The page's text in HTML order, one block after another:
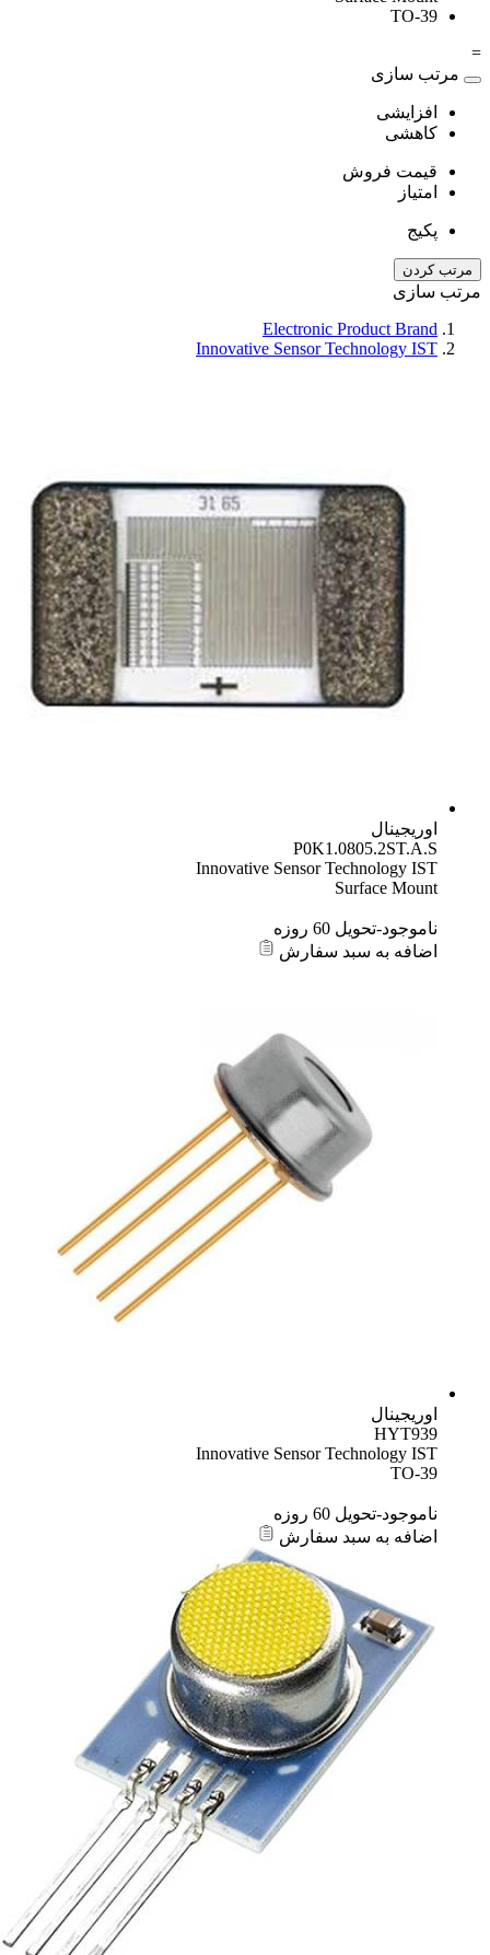
TO-39
=
مرتب سازی
افزایشی
کاهشی
قیمت فروش
امتیاز
پکیج
مرتب کردن
مرتب سازی
Electronic Product Brand
Innovative Sensor Technology IST
اوریجینال
P0K1.0805.2ST.A.S
Innovative Sensor Technology IST
Surface Mount
ناموجود-تحویل 60 روزه
اضافه به سبد سفارش
اوریجینال
HYT939
Innovative Sensor Technology IST
TO-39
ناموجود-تحویل 60 روزه
اضافه به سبد سفارش